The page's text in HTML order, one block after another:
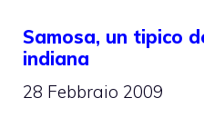
Samosa, un tipico
indiana
28 Febbraio 2009